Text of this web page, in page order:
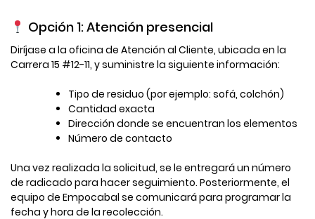
Opción 1: Atención presencial
Diríjase a la oficina de Atención al Cliente, ubicada en la
Carrera 15 #12-11, y suministre la siguiente información:
Tipo de residuo (por ejemplo: sofá, colchón)
Cantidad exacta
Dirección donde se encuentran los elementos
Número de contacto
Una vez realizada la solicitud, se le entregará un número
de radicado para hacer seguimiento. Posteriormente, el
equipo de Empocabal se comunicará para programar la
fecha y hora de la recolección.